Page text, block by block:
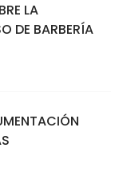
LA
DE BARBERÍA